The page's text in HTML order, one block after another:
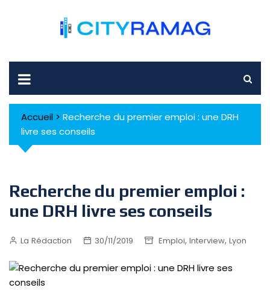
Accueil > Recherche du premier emploi : une DRH
livre ses conseils
Recherche du premier emploi :
une DRH livre ses conseils
La Rédaction 30/11/2019 Emploi, Interview, Lyon